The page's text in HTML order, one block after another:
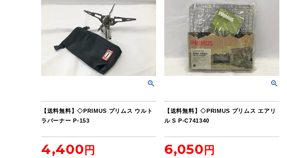
【送料無料】◇PRIMUS プリムス ウルト
ラバーナー P-153
4,400
【送料無料】◇PRIMUS プリムス エアリ
ル S P-C741340
6,050